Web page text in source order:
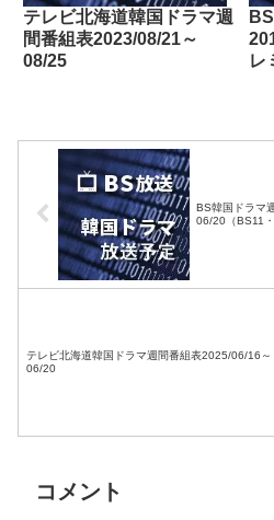
テレビ北海道韓国ドラマ週
間番組表2023/08/21～
08/25
レ
BS韓国ドラマ
06/20（BS11・
テレビ北海道韓国ドラマ週間番組表2025/06/16～
06/20
コメント